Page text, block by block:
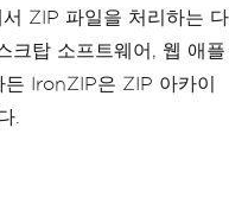
ZIP 파일을 처리하는 다
크탑 소프트웨어, 웹 애플
IronZIP은 ZIP 아카이
.